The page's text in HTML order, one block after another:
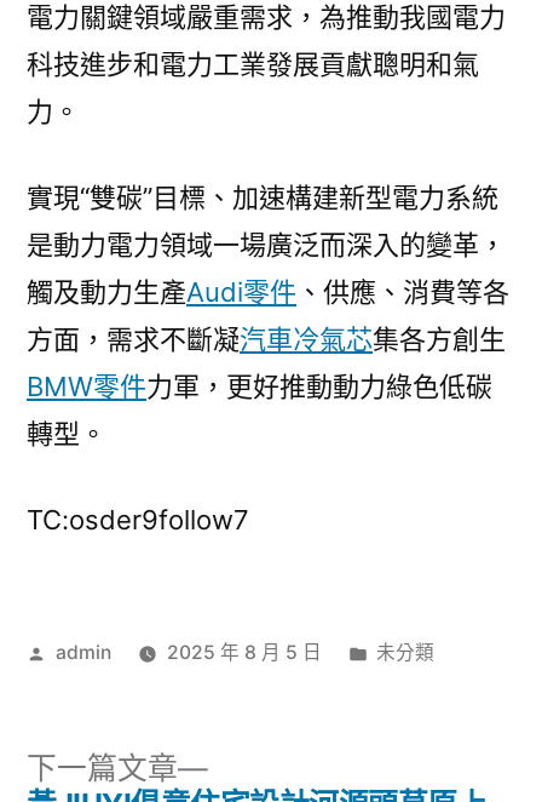
電力關鍵領域嚴重需求，為推動我國電力
科技進步和電力工業發展貢獻聰明和氣
力。
實現“雙碳”目標、加速構建新型電力系統
是動力電力領域一場廣泛而深入的變革，
觸及動力生產Audi零件 、供應、消費等各
方面，需求不斷凝汽車冷氣芯集各方創生
BMW零件力軍，更好推動動力綠色低碳
轉型。
TC:osder9follow7
作
admin 2025 年 8 月 5 日
分
未分類
下一篇文章
下